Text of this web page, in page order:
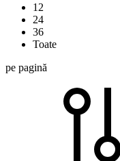
12
24
36
Toate
pe pagină